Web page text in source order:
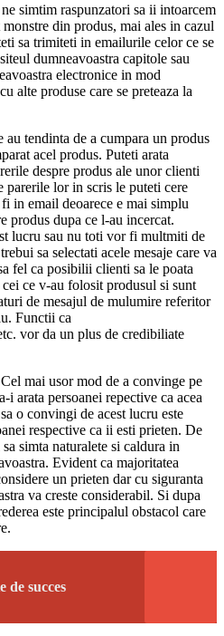
simtim raspunzatori sa ii intoarcem
din produs, mai ales in cazul
sa trimiteti in emailurile celor ce se
dumneavoastra capitole sau
electronice in mod
alte produse care se preteaza la
tendinta de a cumpara un produs
acel produs. Puteti arata
despre produs ale unor clienti
parerile lor in scris le puteti cere
in email deoarece e mai simplu
produs dupa ce l-au incercat.
lucru sau nu toti vor fi multmiti de
sa selectati acele mesaje care va
fel ca posibilii clienti sa le poata
ce v-au folosit produsul si sunt
de mesajul de mulumire referitor
Functii ca
vor da un plus de credibiliate
mai usor mod de a convinge pe
i arata persoanei repective ca acea
o convingi de acest lucru este
respective ca ii esti prieten. De
simta naturalete si caldura in
Evident ca majoritatea
un prieten dar cu siguranta
va creste considerabil. Si dupa
este principalul obstacol care
de succes